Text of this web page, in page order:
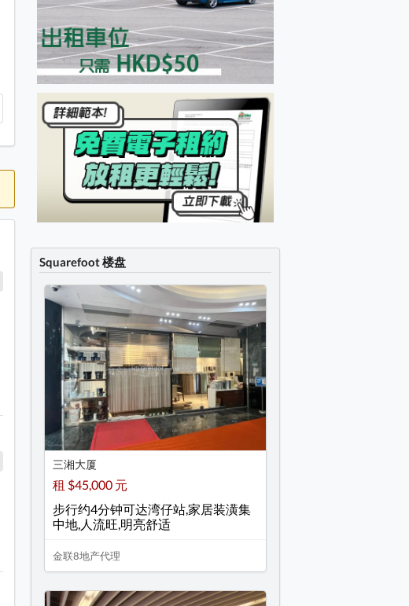
Squarefoot 楼盘
三湘大厦
租 $45,000 元
步行约4分钟可达湾仔站,家居装潢集
中地,人流旺,明亮舒适
金联8地产代理